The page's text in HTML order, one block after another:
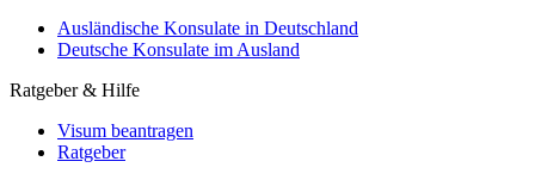
Ausländische Konsulate in Deutschland
Deutsche Konsulate im Ausland
Ratgeber & Hilfe
Visum beantragen
Ratgeber